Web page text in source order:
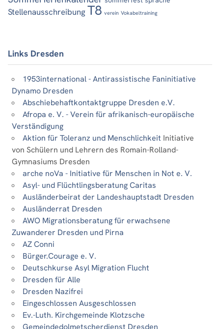
Stellenausschreibung T8 verein Vokabeltraining
Links Dresden
1953international - Antirassistische Faninitiative
Dynamo Dresden
Abschiebehaftkontaktgruppe Dresden e.V.
Afropa e. V. - Verein für afrikanisch-europäische
Verständigung
Aktion für Toleranz und Menschlichkeit Initiative
von Schülern und Lehrern des Romain-Rolland-
Gymnasiums Dresden
arche noVa - Initiative für Menschen in Not e. V.
Asyl- und Flüchtlingsberatung Caritas
Ausländerbeirat der Landeshauptstadt Dresden
Ausländerrat Dresden
AWO Migrationsberatung für erwachsene
Zuwanderer Dresden und Pirna
AZ Conni
Bürger.Courage e. V.
Deutschkurse Asyl Migration Flucht
Dresden für Alle
Dresden Nazifrei
Eingeschlossen Ausgeschlossen
Ev.-Luth. Kirchgemeinde Klotzsche
Gemeindedolmetscherdienst Dresden